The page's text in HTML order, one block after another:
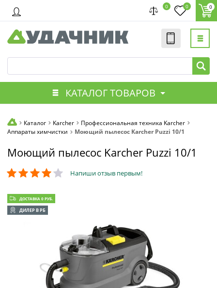
0 0 0
КАТАЛОГ ТОВАРОВ
Каталог Karcher
Профессиональная техника Karcher
Аппараты химчистки
Моющий пылесос Karcher Puzzi 10/1
Моющий пылесос Karcher Puzzi 10/1
Напиши отзыв первым!
ДОСТАВКА 0 РУБ.
ДИЛЕР В РБ